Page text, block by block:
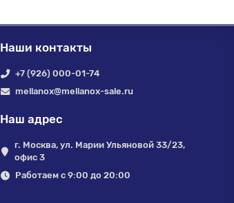
Наши контакты
+7 (926) 000-01-74
mellanox@mellanox-sale.ru
Наш адрес
г. Москва, ул. Марии Ульяновой 33/23,
офис 3
Работаем с 9:00 до 20:00